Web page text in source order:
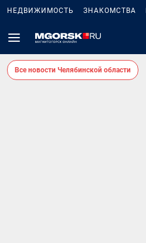
НЕДВИЖИМОСТЬ ЗНАКОМСТВА
Все новости Челябинской области